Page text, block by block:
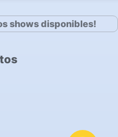
shows disponibles!